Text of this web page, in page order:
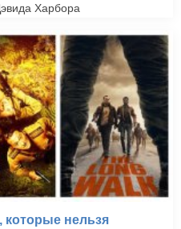
Харбора
которые нельзя